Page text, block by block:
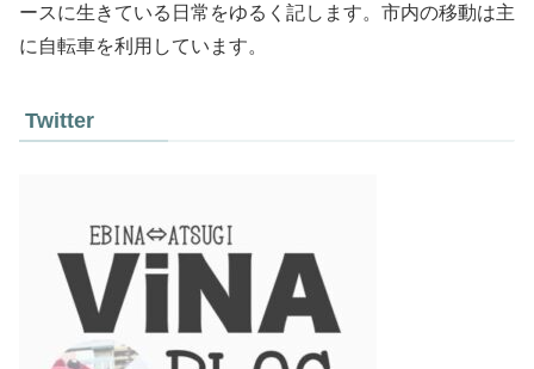
ースに生きている日常をゆるく記します。市内の移動は主
に自転車を利用しています。
Twitter